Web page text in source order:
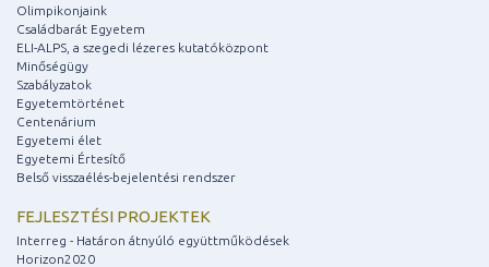
Olimpikonjaink
Családbarát Egyetem
ELI-ALPS, a szegedi lézeres kutatóközpont
Minőségügy
Szabályzatok
Egyetemtörténet
Centenárium
Egyetemi élet
Egyetemi Értesítő
Belső visszaélés-bejelentési rendszer
FEJLESZTÉSI PROJEKTEK
Interreg - Határon átnyúló együttműködések
Horizon2020